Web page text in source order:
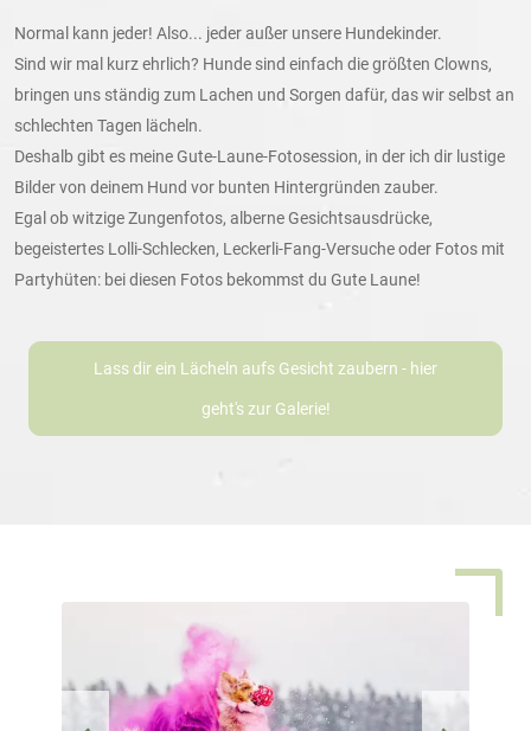
Normal kann jeder! Also... jeder außer unsere Hundekinder.
Sind wir mal kurz ehrlich? Hunde sind einfach die größten Clowns,
bringen uns ständig zum Lachen und Sorgen dafür, das wir selbst an
schlechten Tagen lächeln.
Deshalb gibt es meine Gute-Laune-Fotosession, in der ich dir lustige
Bilder von deinem Hund vor bunten Hintergründen zauber.
Egal ob witzige Zungenfotos, alberne Gesichtsausdrücke,
begeistertes Lolli-Schlecken, Leckerli-Fang-Versuche oder Fotos mit
Partyhüten: bei diesen Fotos bekommst du Gute Laune!
Lass dir ein Lächeln aufs Gesicht zaubern - hier
geht's zur Galerie!